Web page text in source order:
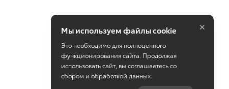
Работает на технологиях
Мы используем файлы cookie
Это необходимо для полноценного
функционирования сайта. Продолжая
использовать сайт, вы соглашаетесь со
сбором и обработкой данных.
×